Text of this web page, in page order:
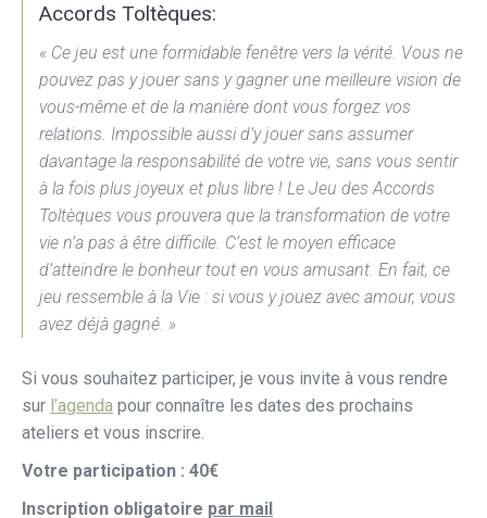
Accords Toltèques:
« Ce jeu est une formidable fenêtre vers la vérité. Vous ne
pouvez pas y jouer sans y gagner une meilleure vision de
vous-même et de la manière dont vous forgez vos
relations. Impossible aussi d’y jouer sans assumer
davantage la responsabilité de votre vie, sans vous sentir
à la fois plus joyeux et plus libre ! Le Jeu des Accords
Toltèques vous prouvera que la transformation de votre
vie n’a pas à être difficile. C’est le moyen efficace
d’atteindre le bonheur tout en vous amusant. En fait, ce
jeu ressemble à la Vie : si vous y jouez avec amour, vous
avez déjà gagné. »
Si vous souhaitez participer, je vous invite à vous rendre
sur l’agenda pour connaître les dates des prochains
ateliers et vous inscrire.
Votre participation : 40€
Inscription obligatoire par mail